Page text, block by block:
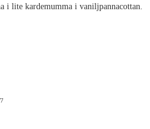
i lite kardemumma i vaniljpannacottan.